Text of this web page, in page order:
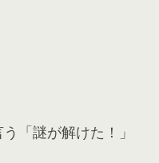
「謎が解けた！」